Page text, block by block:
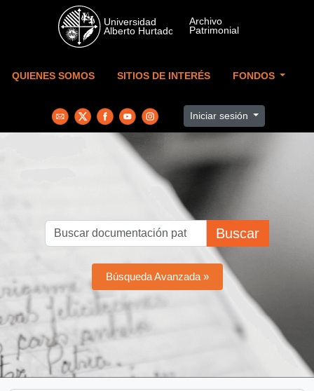
Skip to main content
QUIENES SOMOS SITIOS DE INTERÉS FONDOS
Iniciar sesión
Buscar
Búsqueda Avanzada »